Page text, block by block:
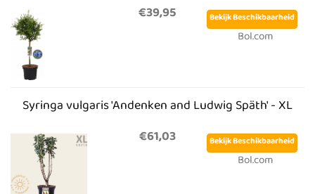
€39,95
Bekijk Beschikbaarheid
Bol.com
Syringa vulgaris 'Andenken and Ludwig Späth' - XL
€61,03
Bekijk Beschikbaarheid
Bol.com